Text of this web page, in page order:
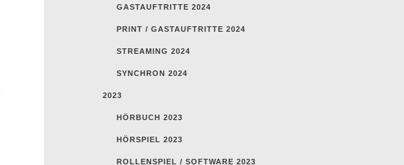
GASTAUFTRITTE 2024
PRINT / GASTAUFTRITTE 2024
STREAMING 2024
SYNCHRON 2024
2023
HÖRBUCH 2023
HÖRSPIEL 2023
ROLLENSPIEL / SOFTWARE 2023